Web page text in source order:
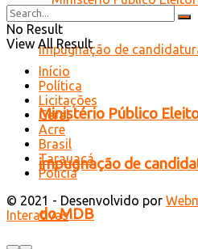
Ministério Público
impugnação de
do MDB
No Result
View All Result
Início
Política
Licitações
Geral
Acre
Brasil
Tarauacá
Polícia
© 2021 - Desenvolvido por
Interativas